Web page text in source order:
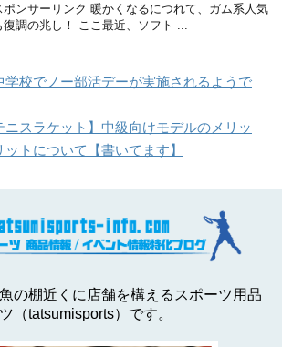
ポンサーリンク 暖かくなるにつれて、ガム系人気
復調の兆し！ ここ最近、ソフト ...
学校でノー部活デーが実施されるようで
ニスラケット】中級向けモデルのメリッ
ットについて【書いてます】
の棚近くに店舗を構えるスポーツ用品
（tatsumisports）です。